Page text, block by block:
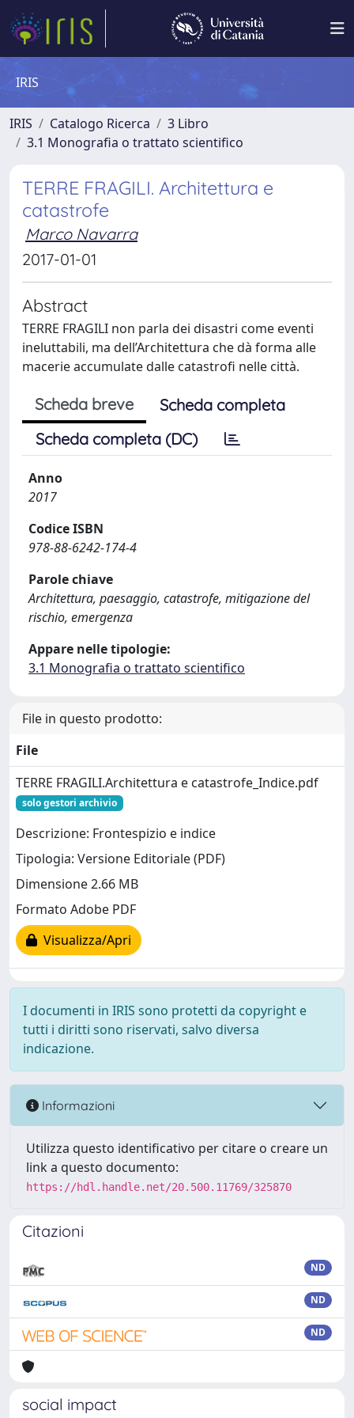
IRIS
IRIS Catalogo Ricerca
3 Libro
3.1 Monografia o trattato scientifico
TERRE FRAGILI. Architettura e
catastrofe
Marco Navarra
2017-01-01
Abstract
TERRE FRAGILI non parla dei disastri come eventi
ineluttabili, ma dell’Architettura che dà forma alle
macerie accumulate dalle catastrofi nelle città.
Scheda breve
Scheda completa
Scheda completa (DC)
Anno
2017
Codice ISBN
978-88-6242-174-4
Parole chiave
Architettura, paesaggio, catastrofe, mitigazione del
rischio, emergenza
Appare nelle tipologie:
3.1 Monografia o trattato scientifico
File in questo prodotto:
File
TERRE FRAGILI.Architettura e catastrofe_Indice.pdf
solo gestori archivio
Descrizione: Frontespizio e indice
Tipologia: Versione Editoriale (PDF)
Dimensione 2.66 MB
Formato Adobe PDF
Visualizza/Apri
I documenti in IRIS sono protetti da copyright e
tutti i diritti sono riservati, salvo diversa
indicazione.
Informazioni
Utilizza questo identificativo per citare o creare un
link a questo documento:
https://hdl.handle.net/20.500.11769/325870
Citazioni
ND
ND
ND
social impact